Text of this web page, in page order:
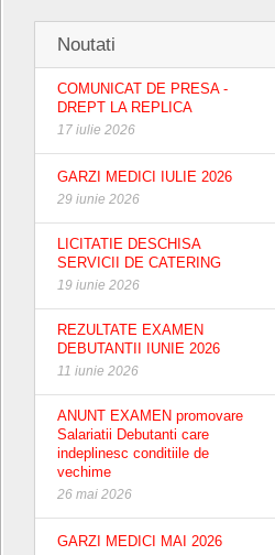
Noutati
COMUNICAT DE PRESA -
DREPT LA REPLICA
17 iulie 2026
GARZI MEDICI IULIE 2026
29 iunie 2026
LICITATIE DESCHISA
SERVICII DE CATERING
19 iunie 2026
REZULTATE EXAMEN
DEBUTANTII IUNIE 2026
11 iunie 2026
ANUNT EXAMEN promovare
Salariatii Debutanti care
indeplinesc conditiile de
vechime
26 mai 2026
GARZI MEDICI MAI 2026